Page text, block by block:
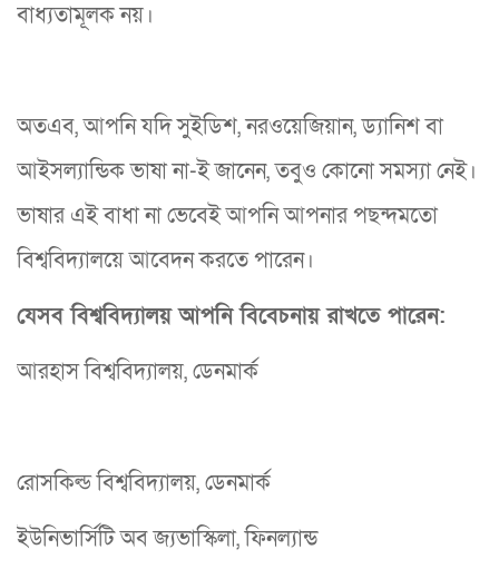
বাধ্যতামূলক নয়।
অতএব, আপনি যদি সুইডিশ, নরওয়েজিয়ান, ড্যানিশ বা
আইসল্যান্ডিক ভাষা না-ই জানেন, তবুও কোনো সমস্যা নেই।
ভাষার এই বাধা না ভেবেই আপনি আপনার পছন্দমতো
বিশ্ববিদ্যালয়ে আবেদন করতে পারেন।
যেসব বিশ্ববিদ্যালয় আপনি বিবেচনায় রাখতে পারেন:
আরহাস বিশ্ববিদ্যালয়, ডেনমার্ক
রোসকিল্ড বিশ্ববিদ্যালয়, ডেনমার্ক
ইউনিভার্সিটি অব জ্যভাস্কিলা, ফিনল্যান্ড